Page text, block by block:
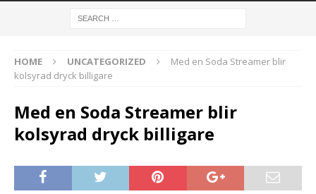
HOME UNCATEGORIZED
Med en Soda Streamer blir
kolsyrad dryck billigare
Med en Soda Streamer blir
kolsyrad dryck billigare